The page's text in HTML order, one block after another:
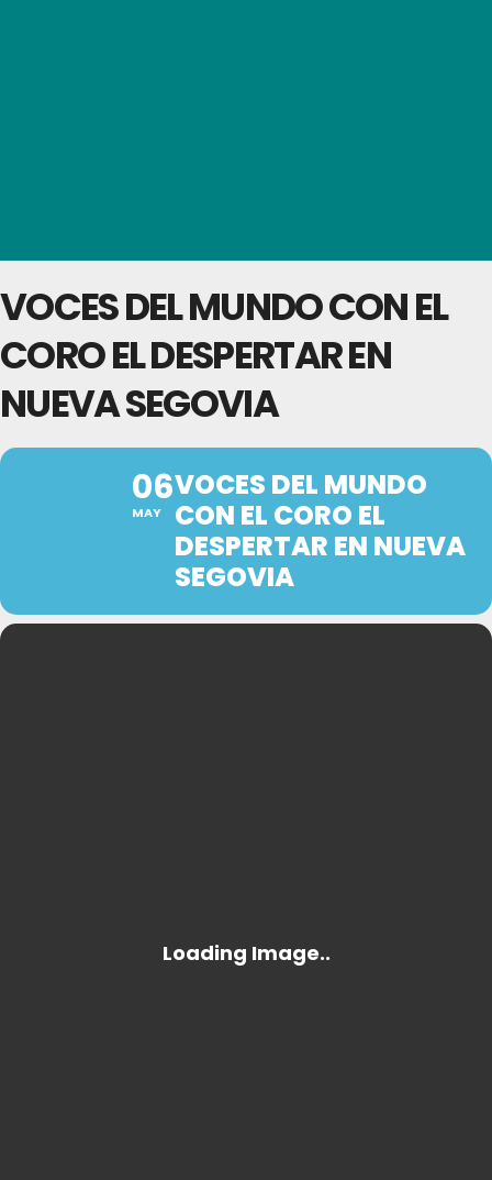
VOCES DEL MUNDO CON EL
CORO EL DESPERTAR EN
NUEVA SEGOVIA
06
MAY
VOCES DEL MUNDO
CON EL CORO EL
DESPERTAR EN NUEVA
SEGOVIA